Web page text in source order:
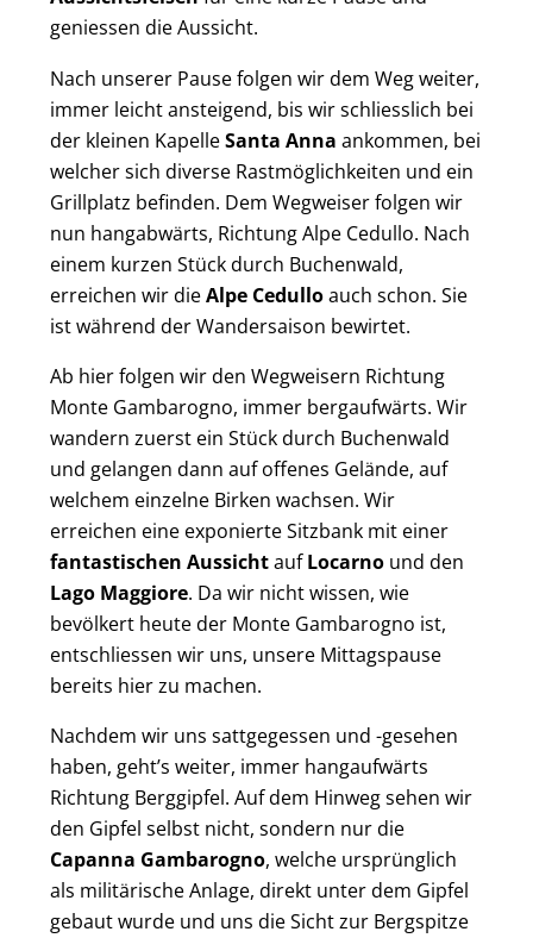
geniessen die Aussicht.
Nach unserer Pause folgen wir dem Weg weiter,
immer leicht ansteigend, bis wir schliesslich bei
der kleinen KapelleSanta Anna ankommen, bei
welcher sich diverse Rastmöglichkeiten und ein
Grillplatz befinden. Dem Wegweiser folgen wir
nun hangabwärts, Richtung Alpe Cedullo. Nach
einem kurzen Stück durch Buchenwald,
erreichen wir dieAlpe Cedulloauch schon. Sie
ist während der Wandersaison bewirtet.
Ab hier folgen wir den Wegweisern Richtung
Monte Gambarogno, immer bergaufwärts. Wir
wandern zuerst ein Stück durch Buchenwald
und gelangen dann auf offenes Gelände, auf
welchem einzelne Birken wachsen. Wir
erreichen eine exponierte Sitzbank mit einer
fantastischen AussichtaufLocarno und den
Lago Maggiore. Da wir nicht wissen, wie
bevölkert heute der Monte Gambarogno ist,
entschliessen wir uns, unsere Mittagspause
bereits hier zu machen.
Nachdem wir uns sattgegessen und -gesehen
haben, geht’s weiter, immer hangaufwärts
Richtung Berggipfel. Auf dem Hinweg sehen wir
den Gipfel selbst nicht, sondern nur die
Capanna Gambarogno, welche ursprünglich
als militärische Anlage, direkt unter dem Gipfel
gebaut wurde und uns die Sicht zur Bergspitze